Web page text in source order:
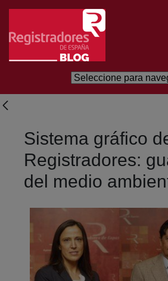
Saltar al contenido principal
Sistema gráfico
Registradores:
del medio